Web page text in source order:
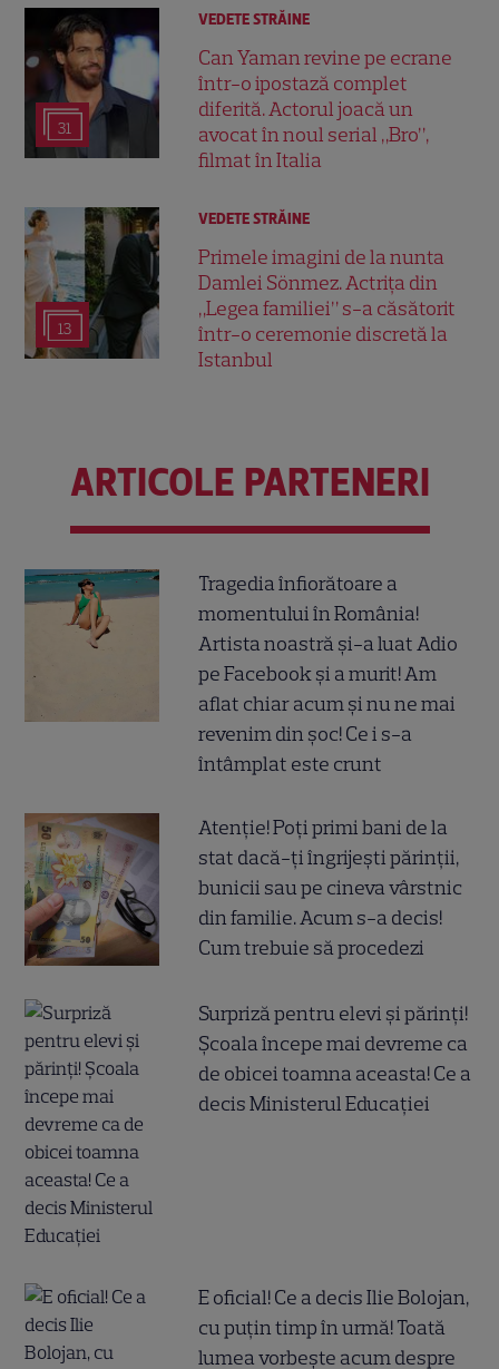
31
VEDETE STRĂINE
Can Yaman revine pe ecrane
într-o ipostază complet
diferită. Actorul joacă un
avocat în noul serial „Bro”,
filmat în Italia
13
VEDETE STRĂINE
Primele imagini de la nunta
Damlei Sönmez. Actrița din
„Legea familiei” s-a căsătorit
într-o ceremonie discretă la
Istanbul
ARTICOLE PARTENERI
Tragedia înfiorătoare a
momentului în România!
Artista noastră și-a luat Adio
pe Facebook și a murit! Am
aflat chiar acum și nu ne mai
revenim din șoc! Ce i s-a
întâmplat este crunt
Atenție! Poți primi bani de la
stat dacă-ți îngrijești părinții,
bunicii sau pe cineva vârstnic
din familie. Acum s-a decis!
Cum trebuie să procedezi
Surpriză pentru elevi și părinți!
Școala începe mai devreme ca
de obicei toamna aceasta! Ce a
decis Ministerul Educației
E oficial! Ce a decis Ilie Bolojan,
cu puțin timp în urmă! Toată
lumea vorbește acum despre